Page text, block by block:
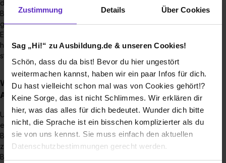
Zustimmung Details Über Cookies
Sag „Hi!“ zu Ausbildung.de & unseren Cookies!
Schön, dass du da bist! Bevor du hier ungestört
weitermachen kannst, haben wir ein paar Infos für dich.
Du hast vielleicht schon mal was von Cookies gehört!?
Keine Sorge, das ist nicht Schlimmes. Wir erklären dir
hier, was das alles für dich bedeutet. Wunder dich bitte
nicht, die Sprache ist ein bisschen komplizierter als du
sie von uns kennst. Sie muss einfach den aktuellen
Datenschutzbestimmungen gerecht werden.
das Richtige für dich: In Kombination mit der Ausbildung zum
Bankkaufmann bzw. zur Bankkauffrau absolvierst du
gleichzeitig ein Bachelorstudium in Betriebswirtschaft (B.A.).
Egal, welchen Weg du wählst - bei uns erwartet dich eine
hochwertige Ausbildung, persönliche Betreuung und ein
starkes Team, das dich auf deinem Weg unterstützt.
Wie sieht der Bewerbungsprozess für eine
Ausbildungsstelle aus?
Unser Bewerbungsverfahren gliedert sich in drei Stufen: Den
ersten Schritt bilden überzeugende und vollständige
Bewerbungsunterlagen. Wer uns damit neugierig macht, wird
zum Online-Eignungstest eingeladen. Bei erfolgreichem
Bestehen folgt ein persönliches Bewerbungsgespräch.